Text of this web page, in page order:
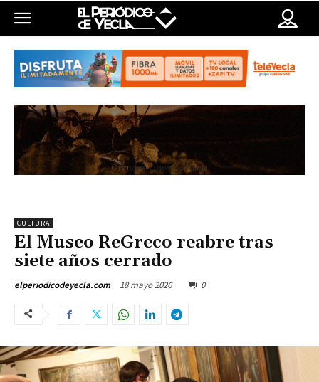
CULTURA
El Museo ReGreco reabre tras
siete años cerrado
elperiodicodeyecla.com 18 mayo 2026 0